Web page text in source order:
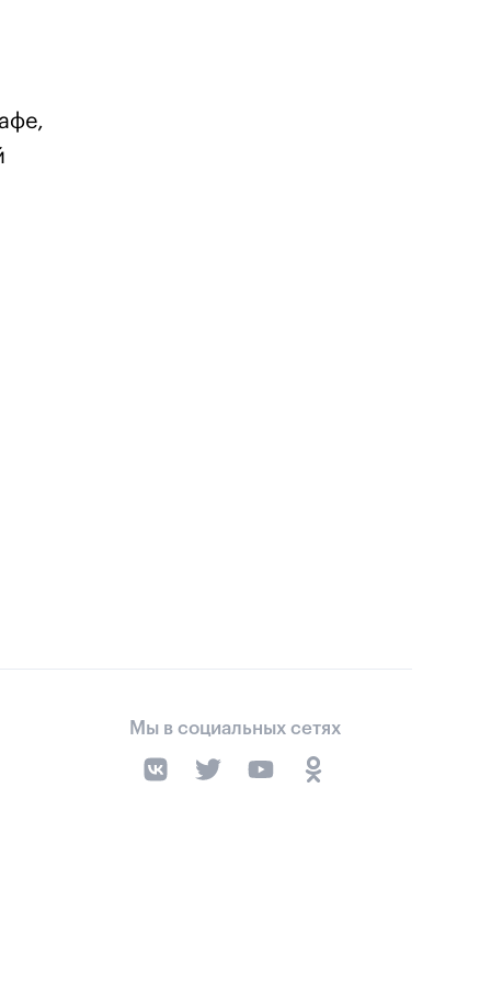
Мы в социальных сетях